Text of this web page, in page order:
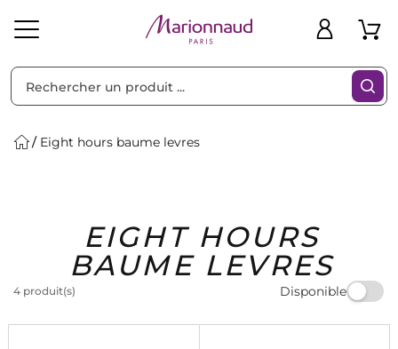
Solaire Homme Marques Idées
Cadeaux
Bons
Plans
Eight hours baume levres
EIGHT HOURS
BAUME LEVRES
4 produit(s) Disponible
Filtres